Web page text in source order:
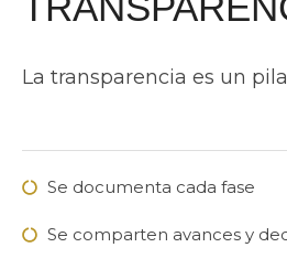
La transparencia es un
Se documenta cada fase
Se comparten avances y